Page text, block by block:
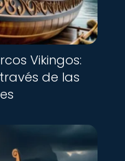
Vikingos:
de las